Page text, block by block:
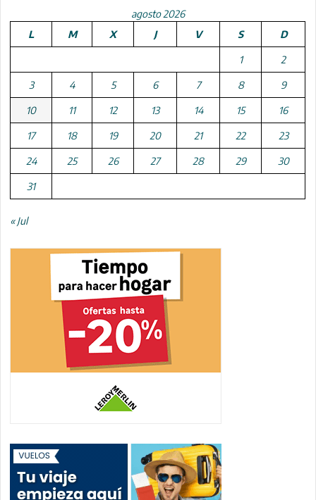
agosto 2026
L
M X J V S D
1 2
3 4 5 6 7 8 9
10 11 12 13 14 15 16
17 18 19 20 21 22 23
24 25 26 27 28 29 30
31
« Jul